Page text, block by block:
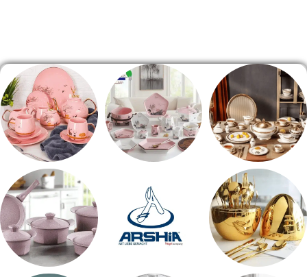
طقم سفره شاي بالجاتوه